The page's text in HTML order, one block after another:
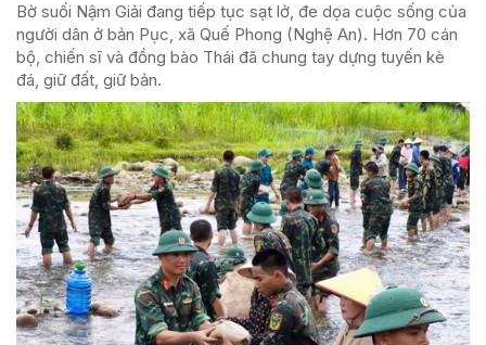
Bờ suối Nậm Giải đang tiếp tục sạt lở, đe dọa cuộc sống của
người dân ở bản Pục, xã Quế Phong (Nghệ An). Hơn 70 cán
bộ, chiến sĩ và đồng bào Thái đã chung tay dựng tuyến kè
đá, giữ đất, giữ bản.